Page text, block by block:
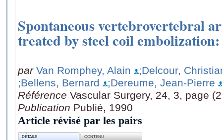
Spontaneous vertebrovertebral
treated by steel coil
par Van Romphey, Alain
;Delcour,
;Bellens, Bernard
;Dereume, Jean-Pierre
Référence Vascular Surgery, 24, 3, page
Publication Publié, 1990
Article révisé par les pairs
DÉTAILS CONTENU